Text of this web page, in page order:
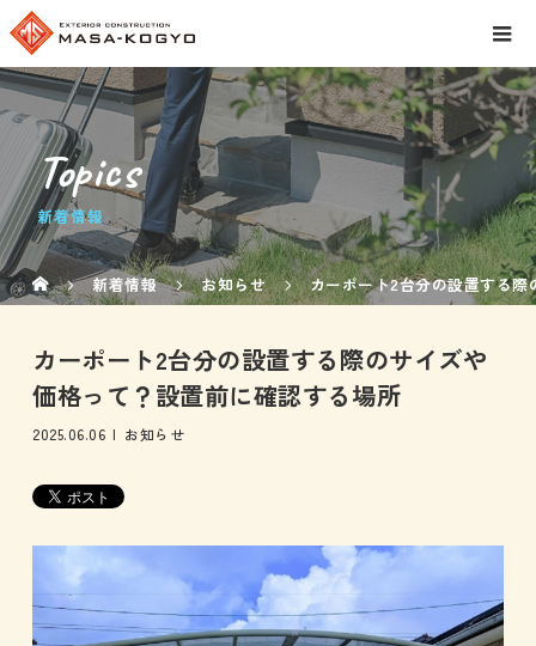
Topics
新着情報
新着情報 お知らせ カーポート2台分の設置する
カーポート2台分の設置する際のサイズや
価格って？設置前に確認する場所
2025.06.06 お知らせ